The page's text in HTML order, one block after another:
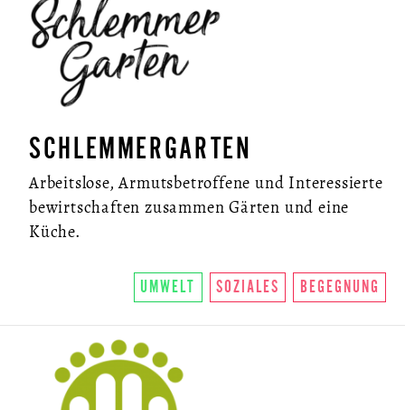
SCHLEMMERGARTEN
Arbeitslose, Armutsbetroffene und Interessierte
bewirtschaften zusammen Gärten und eine
Küche.
UMWELT SOZIALES BEGEGNUNG